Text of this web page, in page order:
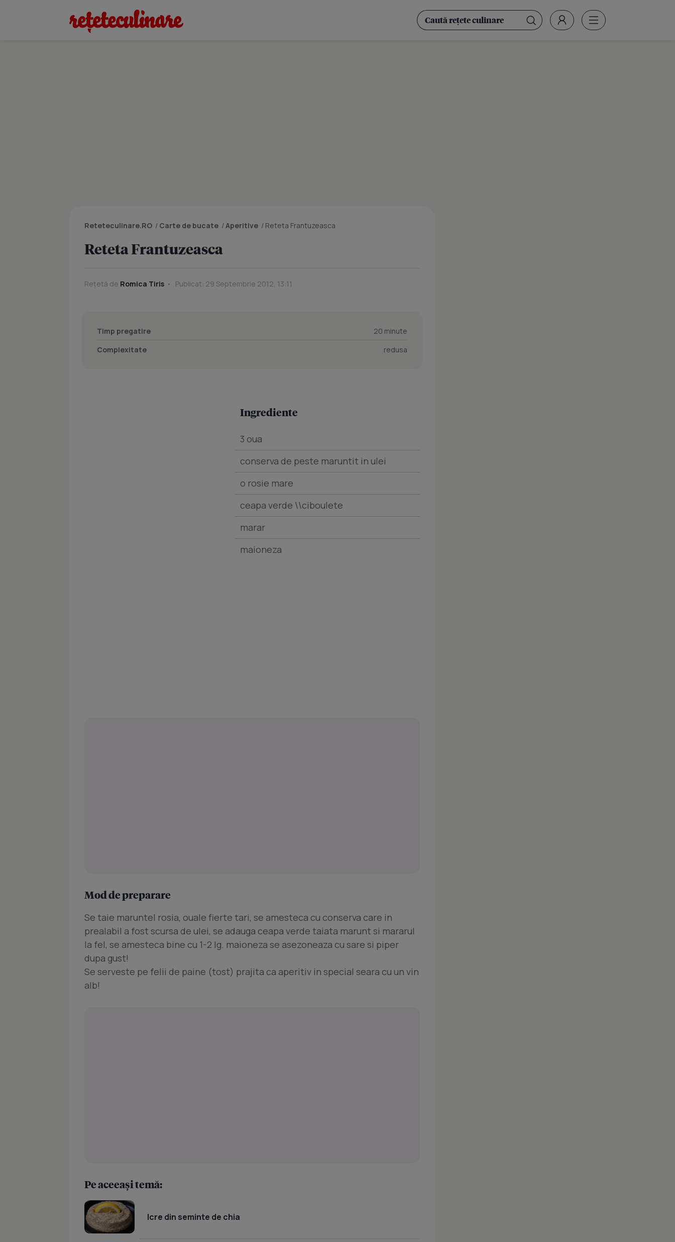
Reteteculinare.RO / Carte de bucate /Aperitive / Reteta Frantuzeasca
Reteta Frantuzeasca
Rețetă de Romica Tiris Publicat: 29 Septembrie 2012, 13:11
Timp pregatire
20 minute
Complexitate
redusa
Ingrediente
3 oua
conserva de peste maruntit in ulei
o rosie mare
ceapa verde \\ciboulete
marar
maioneza
Mod de preparare
Se taie maruntel rosia, ouale fierte tari, se amesteca cu conserva care in
prealabil a fost scursa de ulei, se adauga ceapa verde taiata marunt si mararul
la fel, se amesteca bine cu 1-2 lg. maioneza se asezoneaza cu sare si piper
dupa gust!
Se serveste pe felii de paine (tost) prajita ca aperitiv in special seara cu un vin
alb!
Pe aceeași temă:
Icre din seminte de chia